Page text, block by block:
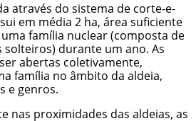
através do sistema de corte-e-
em média 2 ha, área suficiente
família nuclear (composta de
durante um ano. As
abertas coletivamente,
família no âmbito da aldeia,
e genros.
nas proximidades das aldeias, as